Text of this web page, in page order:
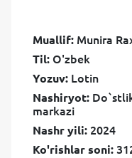
Muallif: Munira
Til:O'zbek
Yozuv: Lotin
Nashiryot:
markazi
Nashr yili: 2024
Ko'rishlar soni: